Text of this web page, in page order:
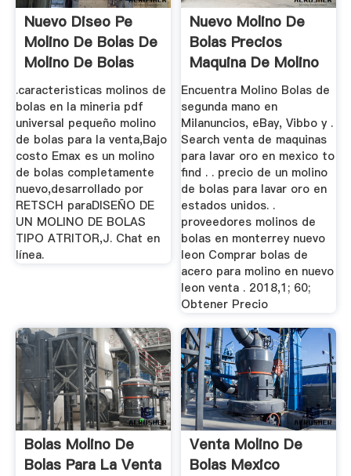
Nuevo Diseo Pe
Molino De Bolas De
Molino De Bolas
Para La ...
.caracteristicas molinos de
bolas en la mineria pdf
universal pequeño molino
de bolas para la venta,Bajo
costo Emax es un molino
de bolas completamente
nuevo,desarrollado por
RETSCH paraDISEÑO DE
UN MOLINO DE BOLAS
TIPO ATRITOR,J. Chat en
línea.
Nuevo Molino De
Bolas Precios
Maquina De Molino
De Bolas ...
Encuentra Molino Bolas de
segunda mano en
Milanuncios, eBay, Vibbo y .
Search venta de maquinas
para lavar oro en mexico to
find . . precio de un molino
de bolas para lavar oro en
estados unidos. .
proveedores molinos de
bolas en monterrey nuevo
leon Comprar bolas de
acero para molino en nuevo
leon venta . 2018,1; 60;
Obtener Precio
Bolas Molino De
Bolas Para La Venta
Venta Molino De
Bolas Mexico